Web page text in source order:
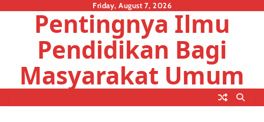
Friday, August 7, 2026
Pentingnya Ilmu
Pendidikan Bagi
Masyarakat Umum